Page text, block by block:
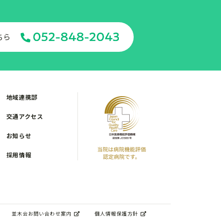
ら
地域連携部
交通アクセス
お知らせ
採用情報
並木会お問い合わせ案内 個人情報保護方針